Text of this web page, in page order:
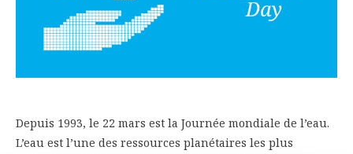
Depuis 1993, le 22 mars est la Journée mondiale de l’eau.
L’eau est l’une des ressources planétaires les plus